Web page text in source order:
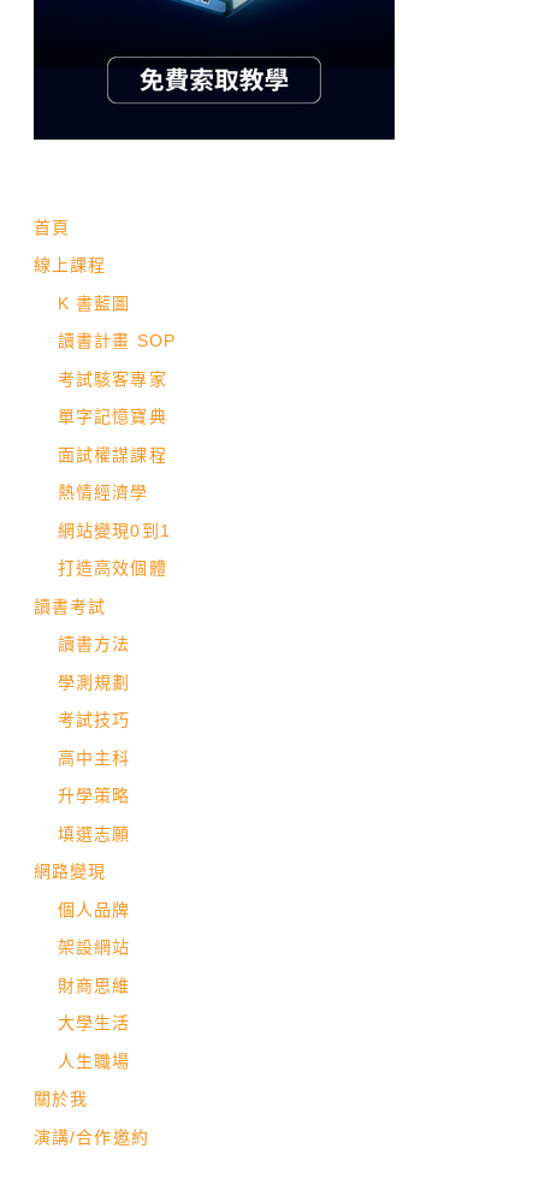
首頁
線上課程
K 書藍圖
讀書計畫 SOP
考試駭客專家
單字記憶寶典
面試權謀課程
熱情經濟學
網站變現0到1
打造高效個體
讀書考試
讀書方法
學測規劃
考試技巧
高中主科
升學策略
填選志願
網路變現
個人品牌
架設網站
財商思維
大學生活
人生職場
關於我
演講/合作邀約